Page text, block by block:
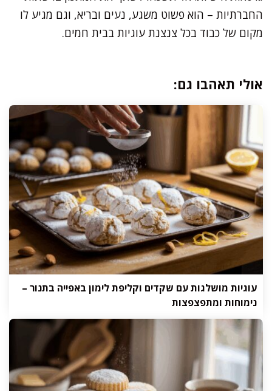
החברתיות – הוא פשוט משגע, נעים ובריא, וגם מגיע לו
מקום של כבוד בכל צנצנת עוגיות בבית חמים.
אולי תאהבו גם:
עוגיות מושלגות עם שקדים וקליפת לימון באפייה בתנור –
נימוחות ומתפצפצות